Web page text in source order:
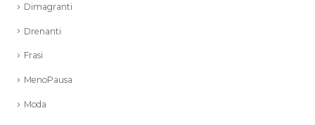
Dimagranti
Drenanti
Frasi
MenoPausa
Moda